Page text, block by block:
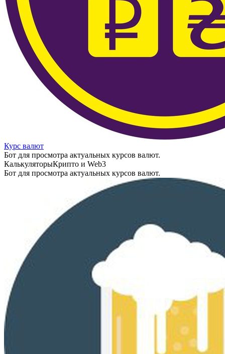
Курс валют
Бот для просмотра актуальных курсов валют.
КалькуляторыКрипто и Web3
Бот для просмотра актуальных курсов валют.